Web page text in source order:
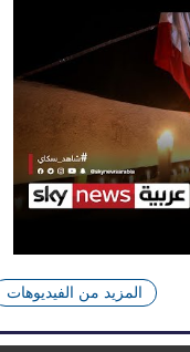
المزيد من الفيديوهات